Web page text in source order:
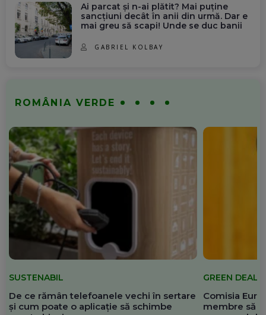
Ai parcat și n-ai plătit? Mai puține
sancțiuni decât în anii din urmă. Dar e
mai greu să scapi! Unde se duc banii
GABRIEL KOLBAY
ROMÂNIA VERDE
SUSTENABIL
De ce rămân telefoanele vechi în sertare
și cum poate o aplicație să schimbe
GREEN DEAL
Comisia
membre să